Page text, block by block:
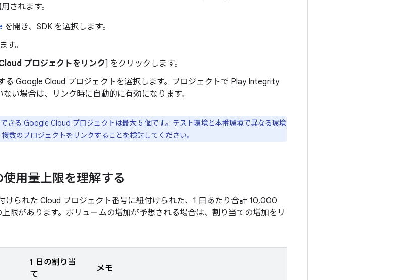
されます。
を開き、SDK を選択します。
す。
プロジェクトをリンク] をクリックします。
る Google Cloud プロジェクトを選択します。プロジェクトで Play Integrity
い場合は、リンク時に自動的に有効になります。
きる Google Cloud プロジェクトは最大 5 個です。テスト環境と本番環境で異なる環境
数のプロジェクトをリンクすることを検討してください。
用量上限を理解する
けられた Cloud プロジェクト番号に紐付けられた、1 日あたり合計 10,000
限があります。ボリュームの増加が予想される場合は、割り当ての増加をリ
1 日の割り当
て
メモ